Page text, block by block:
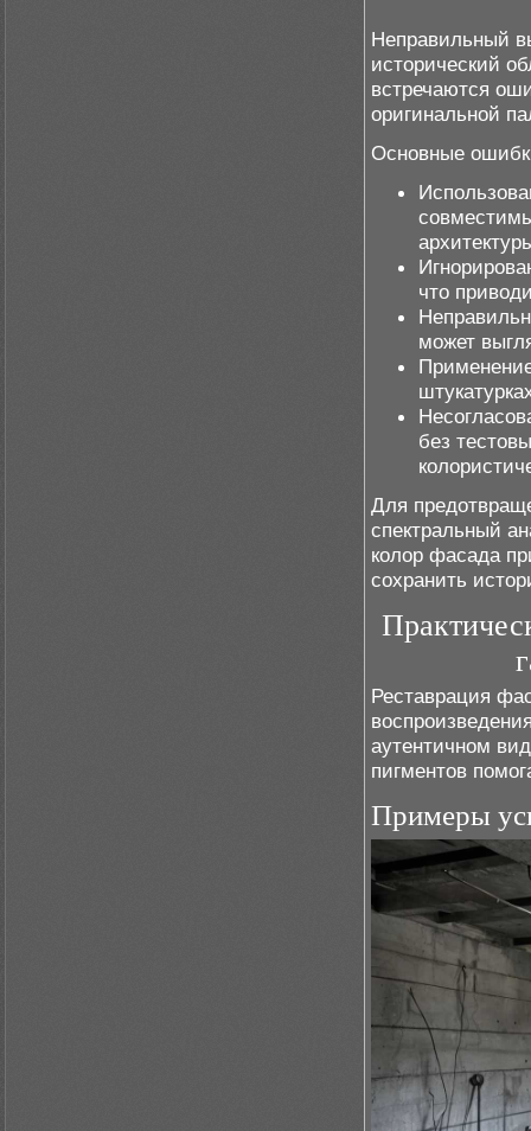
Неправильный
исторический
встречаются
оригинальной
Основные
что
может
без
Для
спектральный
колор фасада
сохранить
Реставрация
аутентичном
пигментов
Примеры